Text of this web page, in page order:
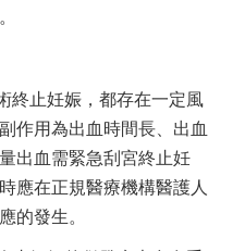
終止妊娠，都存在一定風
作用為出血時間長、出血
出血需緊急刮宮終止妊
應在正規醫療機構醫護人
的發生。